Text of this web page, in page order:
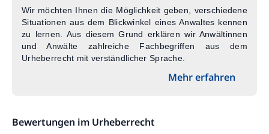
Wir möchten Ihnen die Möglichkeit geben, verschiedene
Situationen aus dem Blickwinkel eines Anwaltes kennen
zu lernen. Aus diesem Grund erklären wir Anwältinnen
und Anwälte zahlreiche Fachbegriffen aus dem
Urheberrecht mit verständlicher Sprache.
Mehr erfahren
Bewertungen im Urheberrecht